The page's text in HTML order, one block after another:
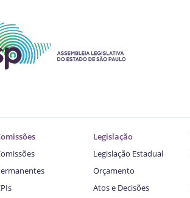
Legislação
Legislação Estadual
Orçamento
Atos e Decisões